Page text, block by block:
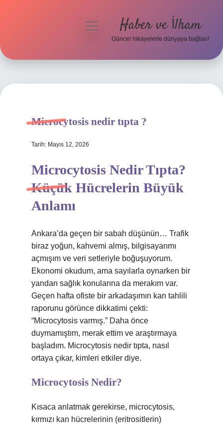
Hakkımızda
menüyü
Haber ve İlham
Güncel hikayelerle dünyaya bağlan!
Microcytosis nedir tıpta ?
Tarih: Mayıs 12, 2026
Microcytosis Nedir Tıpta?
Küçük Hücrelerin Büyük
Anlamı
Ankara’da geçen bir sabah düşünün… Trafik
biraz yoğun, kahvemi almış, bilgisayarımı
açmışım ve veri setleriyle boğuşuyorum.
Ekonomi okudum, ama sayılarla oynarken bir
yandan sağlık konularına da merakım var.
Geçen hafta ofiste bir arkadaşımın kan tahlili
raporunu görünce dikkatimi çekti:
“Microcytosis varmış.” Daha önce
duymamıştım, merak ettim ve araştırmaya
başladım. Microcytosis nedir tıpta, nasıl
ortaya çıkar, kimleri etkiler diye.
Microcytosis Nedir?
Kısaca anlatmak gerekirse, microcytosis,
kırmızı kan hücrelerinin (eritrositlerin)